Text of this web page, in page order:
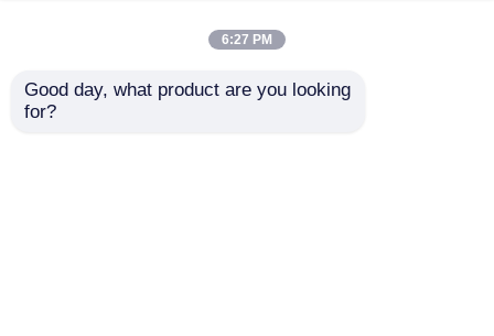
Kugelgewindetrieb mit
Kugelumlaufspindeln
mit gerolltem Gewinde
6:27 PM
Good day, what product are you looking
for?